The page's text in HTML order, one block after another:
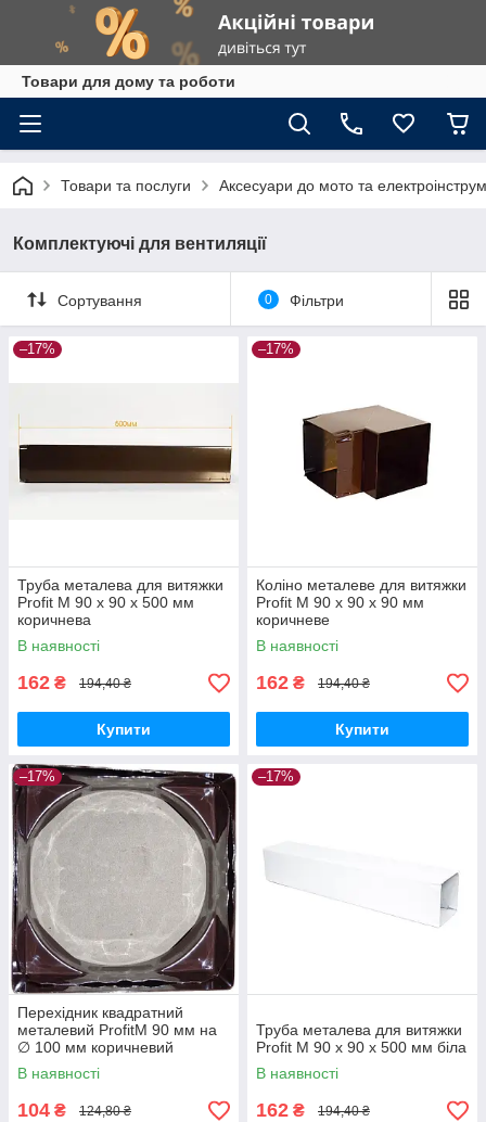
Товари для дому та роботи
Товари та послуги Аксесуари до мото та
Комплектуючі для вентиляції
Сортування 0 Фільтри
–17%
Труба металева для витяжки
Profit M 90 х 90 х 500 мм
коричнева
В наявності
162 ₴ 194,40 ₴
Купити
–17%
Коліно металеве для витяжки
Profit M 90 х 90 х 90 мм
коричневе
В наявності
162 ₴ 194,40 ₴
Купити
–17%
Перехідник квадратний
металевий ProfitM 90 мм на
∅ 100 мм коричневий
В наявності
104 ₴ 124,80 ₴
–17%
Труба металева для витяжки
Profit M 90 х 90 х 500 мм біла
В наявності
162 ₴ 194,40 ₴